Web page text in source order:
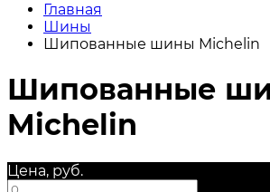
Главная
Шины
Шипованные шины Michelin
Шипованные
Michelin
Цена, руб.